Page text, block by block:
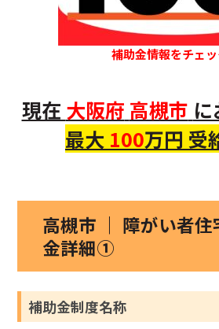
補助金情報をチェッ
現在 大阪府 高槻市
最大 100万円 受
高槻市 ｜ 障がい者住
金詳細①
補助金制度名称